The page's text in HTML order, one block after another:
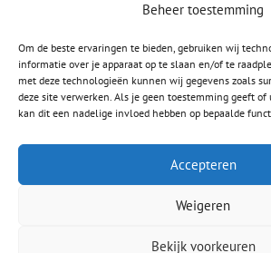
Beheer toestemming
Om de beste ervaringen te bieden, gebruiken wij
informatie over je apparaat op te slaan en/of te
met deze technologieën kunnen wij gegevens zoals
deze site verwerken. Als je geen toestemming geeft
kan dit een nadelige invloed hebben op bepaalde
Accepteren
Weigeren
Bekijk voorkeuren
tijdschrift Vormen uit Vuur, de nieuwsbrief
mogelijkheden.
©2026 Nederlandse Vereniging van Vrienden
CONTACT